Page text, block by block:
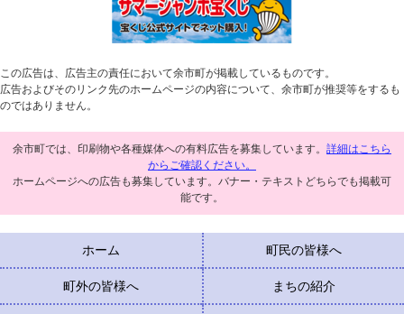
この広告は、広告主の責任において余市町が掲載しているものです。
広告およびそのリンク先のホームページの内容について、余市町が推奨等をするも
のではありません。
余市町では、印刷物や各種媒体への有料広告を募集しています。 詳細はこちら
からご確認ください。
ホームページへの広告も募集しています。バナー・テキストどちらでも掲載可
能です。
ホーム 町民の皆様へ
町外の皆様へ まちの紹介